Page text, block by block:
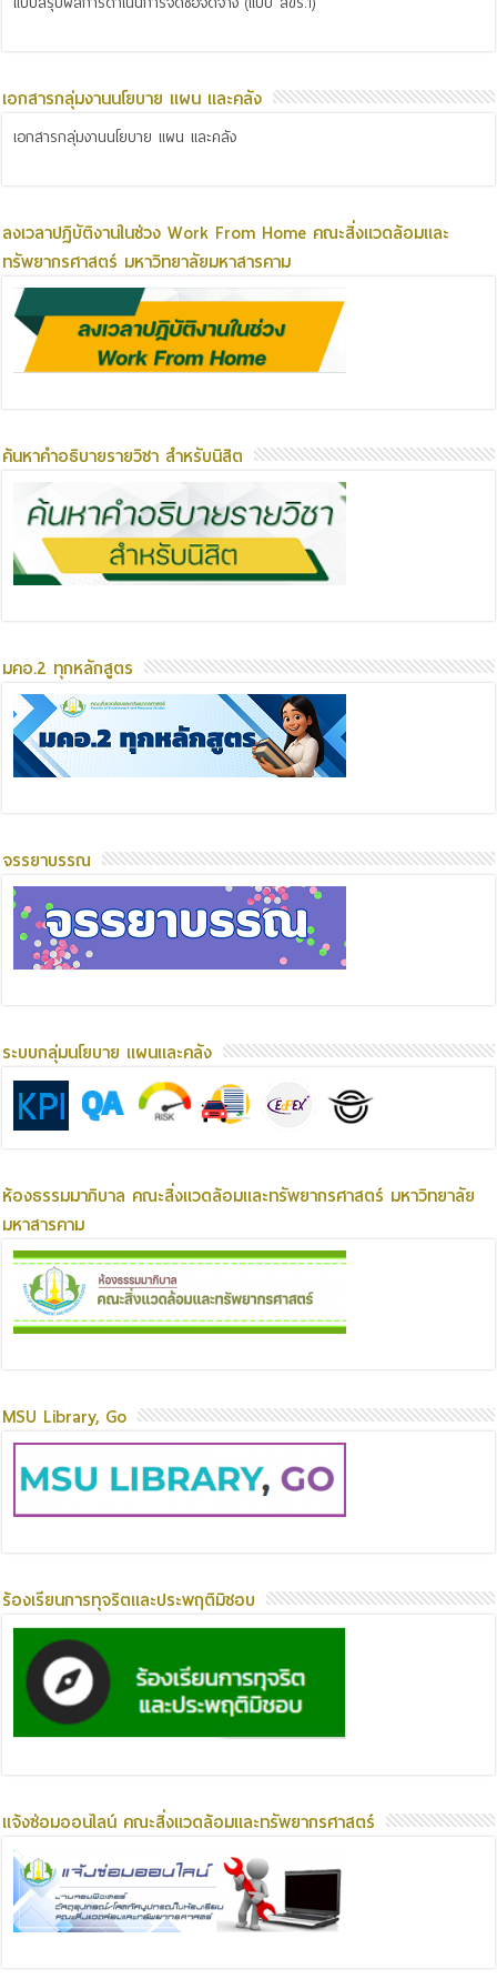
เอกสารกลุ่มงานนโยบาย แผน และคลัง
เอกสารกลุ่มงานนโยบาย แผน และคลัง
ลงเวลาปฏิบัติงานในช่วง Work From Home คณะสิ่งแวดล้อมและ
ทรัพยากรศาสตร์ มหาวิทยาลัยมหาสารคาม
ค้นหาคำอธิบายรายวิชา สำหรับนิสิต
มคอ.2 ทุกหลักสูตร
จรรยาบรรณ
ระบบกลุ่มนโยบาย แผนและคลัง
ห้องธรรมมาภิบาล คณะสิ่งแวดล้อมและทรัพยากรศาสตร์ มหาวิทยาลัย
มหาสารคาม
MSU Library, Go
ร้องเรียนการทุจริตและประพฤติมิชอบ
แจ้งซ่อมออนไลน์ คณะสิ่งแวดล้อมและทรัพยากรศาสตร์